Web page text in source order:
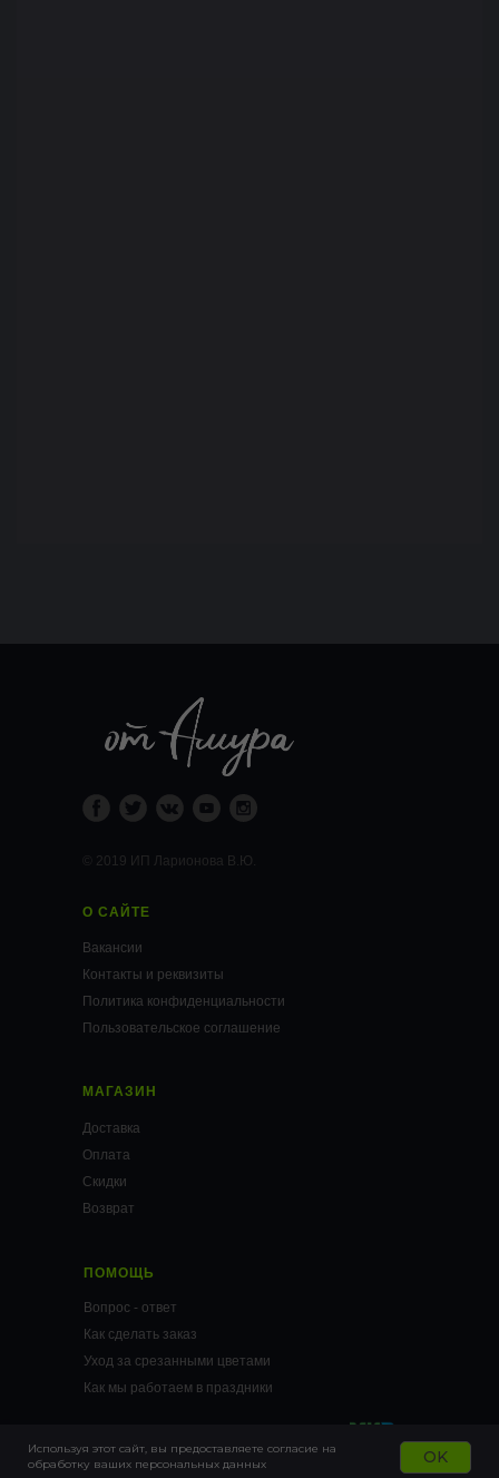
Используя этот сайт, вы предоставляете согласие на
обработку ваших персональных данных
OK
О САЙТЕ
Вакансии
Контакты и реквизиты
Политика конфиденциальности
Пользовательское соглашение
МАГАЗИН
Доставка
Оплата
Скидки
Возврат
ПОМОЩЬ
Вопрос - ответ
Как сделать заказ
Уход за срезанными цветами
Как мы работаем в праздники
© 2019 ИП Ларионова В.Ю.